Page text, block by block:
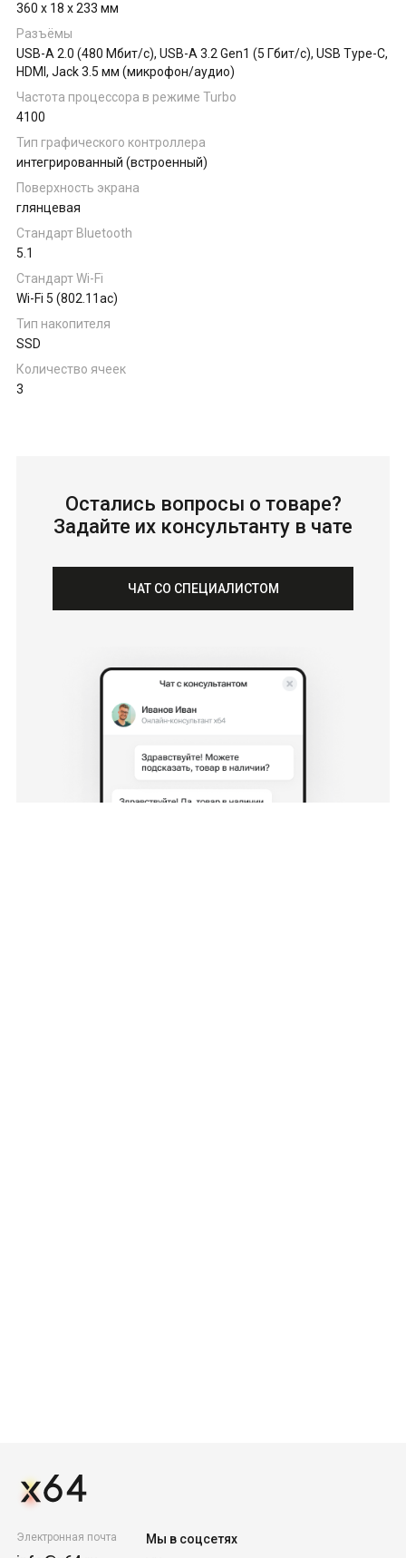
360 x 18 x 233 мм
Разъёмы
USB-A 2.0 (480 Мбит/с), USB-A 3.2 Gen1 (5 Гбит/с), USB Type-C,
HDMI, Jack 3.5 мм (микрофон/аудио)
Частота процессора в режиме Turbo
4100
Тип графического контроллера
интегрированный (встроенный)
Поверхность экрана
глянцевая
Стандарт Bluetooth
5.1
Стандарт Wi-Fi
Wi-Fi 5 (802.11ac)
Тип накопителя
SSD
Количество ячеек
3
Остались вопросы о товаре?
Задайте их консультанту в чате
ЧАТ СО СПЕЦИАЛИСТОМ
Электронная почта
Мы в соцсетях